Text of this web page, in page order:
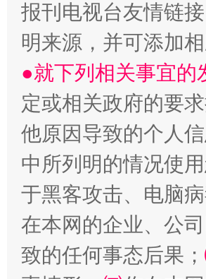
报刊电视台友情链
明来源，并可添加相
●就下列相关事宜
定或相关政府的要
他原因导致的个人信
中所列明的情况使
于黑客攻击、电脑
在本网的企业、公
致的任何事态后果；